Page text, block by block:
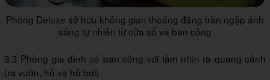
Phòng Deluxe sở hữu không gian thoáng đãng tràn ngập ánh
sáng tự nhiên từ cửa sổ và ban công
3.3 Phòng gia đình có ban công với tầm nhìn ra quang cảnh
(ra vườn, hồ và hồ bơi)